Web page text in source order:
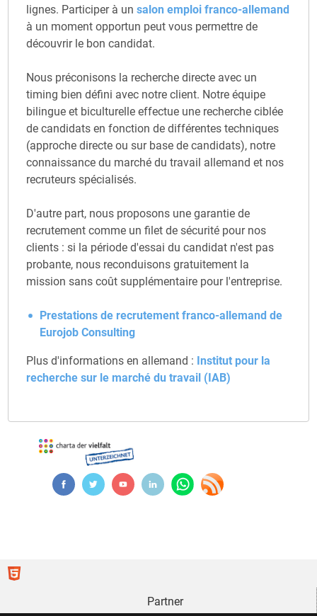
lignes. Participer à unsalon emploi franco-allemand
à un moment opportun peut vous permettre de
découvrir le bon candidat.
Nous préconisons la recherche directe avec un
timing bien défini avec notre client. Notre équipe
bilingue et biculturelle effectue une recherche ciblée
de candidats en fonction de différentes techniques
(approche directe ou sur base de candidats), notre
connaissance du marché du travail allemand et nos
recruteurs spécialisés.
D'autre part, nous proposons une garantie de
recrutement comme un filet de sécurité pour nos
clients : si la période d'essai du candidat n'est pas
probante, nous reconduisons gratuitement la
mission sans coût supplémentaire pour l'entreprise.
Prestations de recrutement franco-allemand de
Eurojob Consulting
Plus d'informations en allemand : Institut pour la
recherche sur le marché du travail (IAB)
Partner